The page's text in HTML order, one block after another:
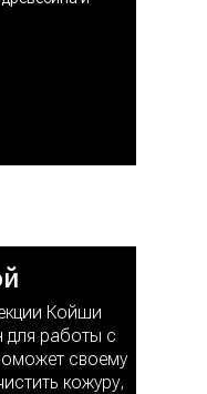
Койши
для работы с
своему
кожуру,